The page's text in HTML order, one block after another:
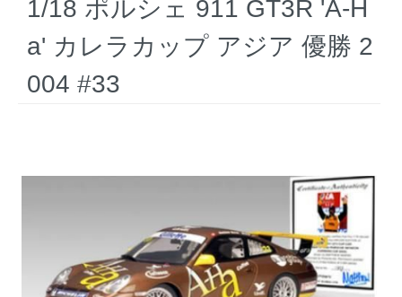
1/18 ポルシェ 911 GT3R 'A-H
a' カレラカップ アジア 優勝 2
004 #33